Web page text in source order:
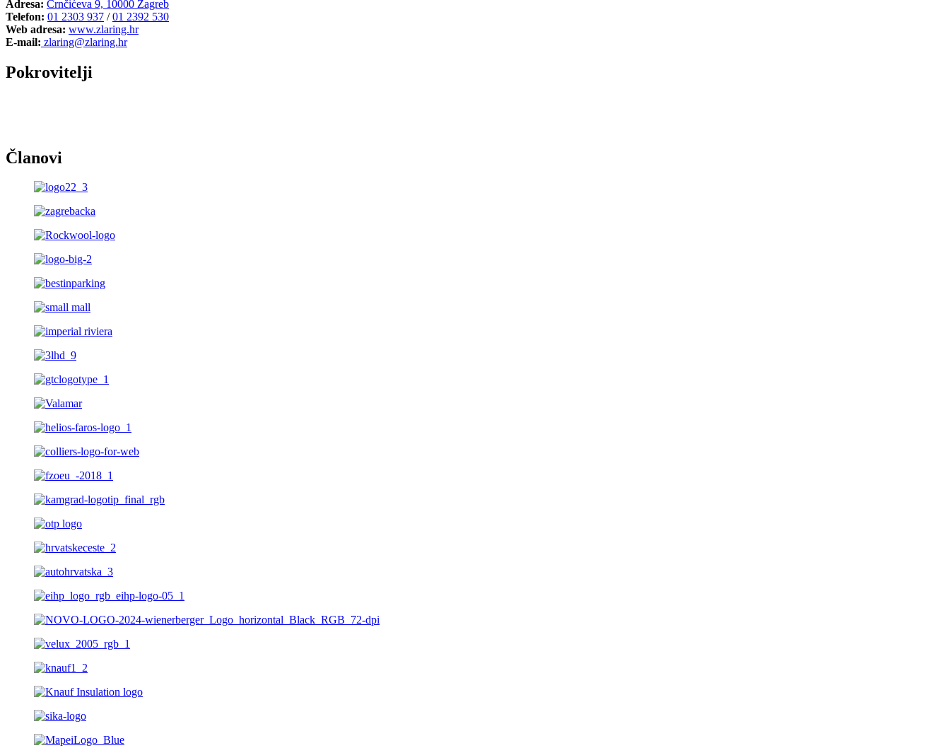
Adresa: Crnčićeva 9, 10000 Zagreb
Telefon: 01 2303 937 /01 2392 530
Web adresa: www.zlaring.hr
E-mail: zlaring@zlaring.hr
Pokrovitelji
Članovi